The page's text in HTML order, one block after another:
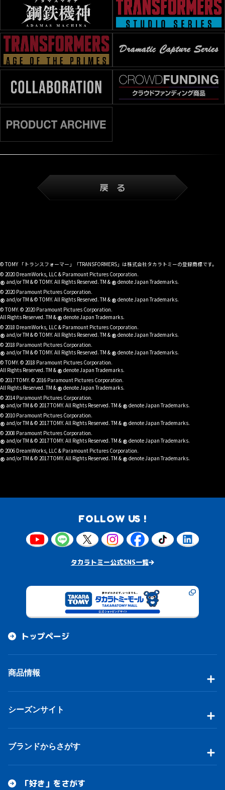
© TOMY 「トランスフォーマー」「TRANSFORMERS」は株式会社タカラトミーの登録商標です。
© 2020 DreamWorks, LLC & Paramount Pictures Corporation.
® and/or TM & © TOMY. All Rights Reserved. TM & ® denote Japan Trademarks.
© 2020 Paramount Pictures Corporation.
® and/or TM & © TOMY. All Rights Reserved. TM & ® denote Japan Trademarks.
© TOMY. © 2020 Paramount Pictures Corporation.
All Rights Reserved. TM & ® denote Japan Trademarks.
© 2018 DreamWorks, LLC & Paramount Pictures Corporation.
® and/or TM & © TOMY. All Rights Reserved. TM & ® denote Japan Trademarks.
© 2018 Paramount Pictures Corporation.
® and/or TM & © TOMY. All Rights Reserved. TM & ® denote Japan Trademarks.
© TOMY. © 2018 Paramount Pictures Corporation.
All Rights Reserved. TM & ® denote Japan Trademarks.
© 2017 TOMY. © 2016 Paramount Pictures Corporation.
All Rights Reserved. TM & ® denote Japan Trademarks.
© 2014 Paramount Pictures Corporation.
® and/or TM & © 2017 TOMY. All Rights Reserved. TM & ® denote Japan Trademarks.
© 2010 Paramount Pictures Corporation.
® and/or TM & © 2017 TOMY. All Rights Reserved. TM & ® denote Japan Trademarks.
© 2008 Paramount Pictures Corporation.
® and/or TM & © 2017 TOMY. All Rights Reserved. TM & ® denote Japan Trademarks.
© 2006 DreamWorks, LLC & Paramount Pictures Corporation.
® and/or TM & © 2017 TOMY. All Rights Reserved. TM & ® denote Japan Trademarks.
FOLLOW US !
タカラトミー公式SNS一覧
トップページ
商品情報
シーズンサイト
ブランドからさがす
「好き」をさがす